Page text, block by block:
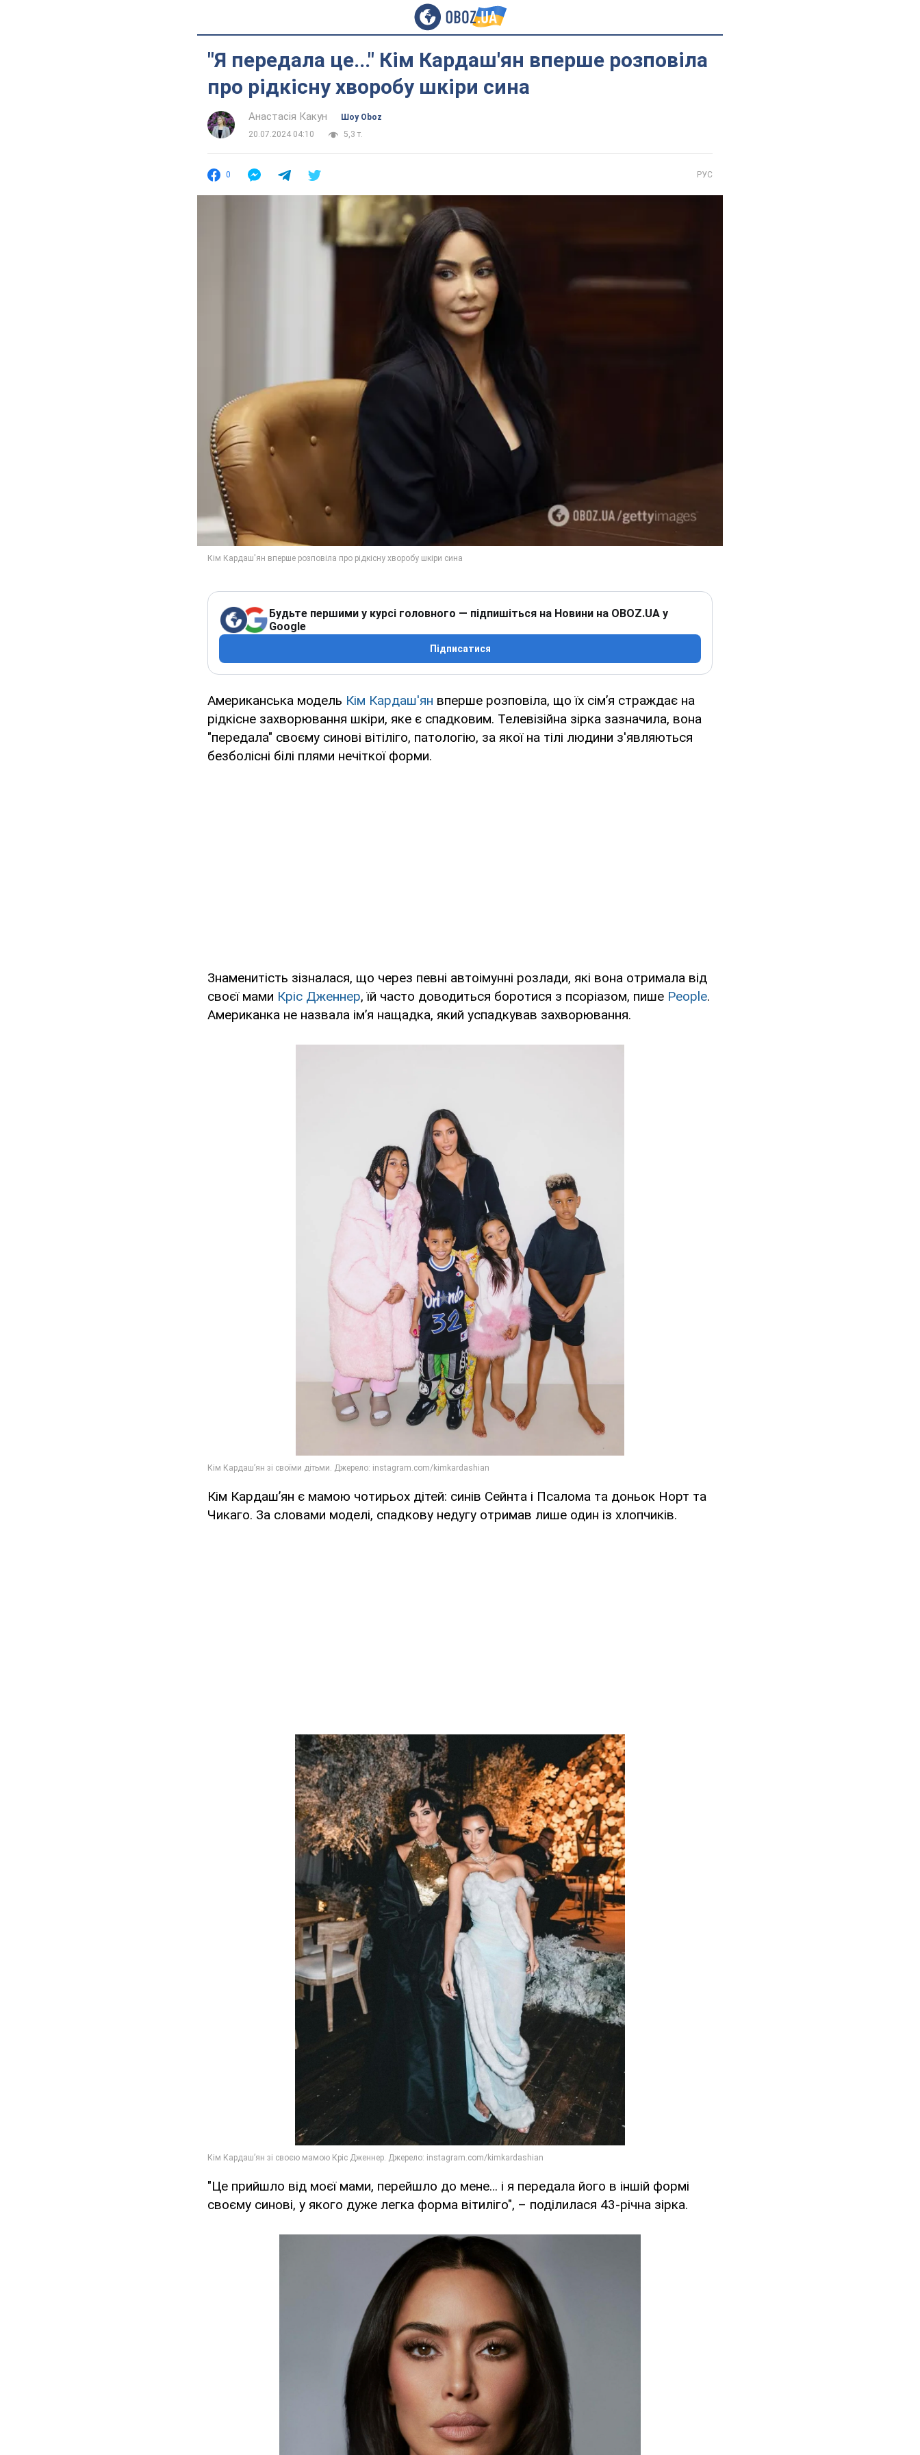
"Я передала це..." Кім Кардаш'ян вперше розповіла
про рідкісну хворобу шкіри сина
Анастасія Какун
Шоу Oboz
20.07.2024 04:10
5,3 т.
0 РУС
Будьте першими у курсі головного — підпишіться на Новини на OBOZ.UA у
Google
Підписатися
Американська модель Кім Кардаш'ян вперше розповіла, що їх сім’я страждає на
рідкісне захворювання шкіри, яке є спадковим. Телевізійна зірка зазначила, вона
"передала" своєму синові вітіліго, патологію, за якої на тілі людини з'являються
безболісні білі плями нечіткої форми.
Знаменитість зізналася, що через певні автоімунні розлади, які вона отримала від
своєї мами Кріс Дженнер, їй часто доводиться боротися з псоріазом, пише People.
Американка не назвала ім’я нащадка, який успадкував захворювання.
Кім Кардаш’ян є мамою чотирьох дітей: синів Сейнта і Псалома та доньок Норт та
Чикаго. За словами моделі, спадкову недугу отримав лише один із хлопчиків.
"Це прийшло від моєї мами, перейшло до мене… і я передала його в іншій формі
своєму синові, у якого дуже легка форма вітиліго", – поділилася 43-річна зірка.